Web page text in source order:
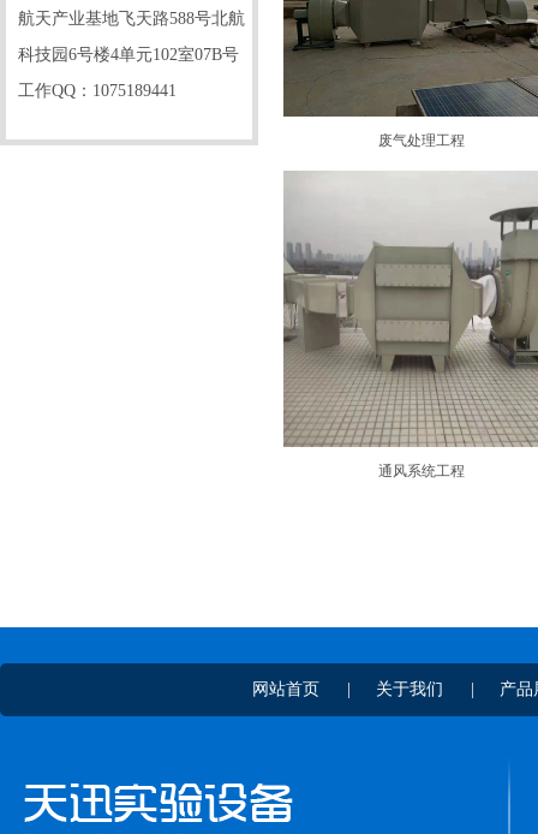
航天产业基地飞天路588号北航
科技园6号楼4单元102室07B号
工作QQ：1075189441
废气处理工程
通风系统工程
网站首页 关于我们 产品